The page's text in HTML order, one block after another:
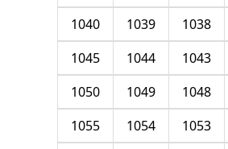
1038
1039
1040
1043
1044
1045
1048
1049
1050
1053
1054
1055